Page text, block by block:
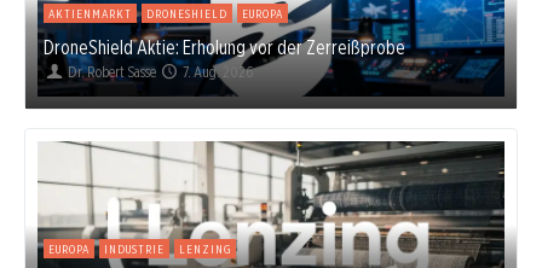
AKTIENMARKT DRONESHIELD EUROPA
DroneShield Aktie: Erholung vor der Zerreißprobe
Dr. Robert Sasse 7. Aug. 2026
EUROPA INDUSTRIE LENZING